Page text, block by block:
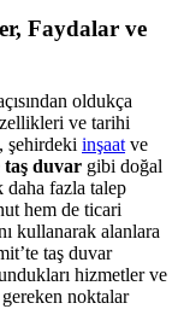
Faydalar ve
oldukça
ve tarihi
şehirdeki inşaatve
taş duvar gibi doğal
daha fazla talep
hem de ticari
kullanarak alanlara
taş duvar
hizmetler ve
noktalar